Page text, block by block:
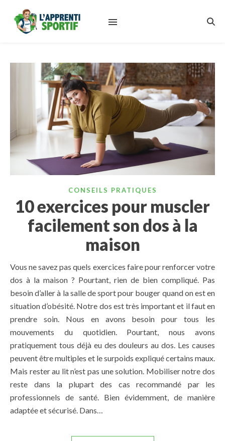
CONSEILS PRATIQUES
10 exercices pour muscler
facilement son dos à la
maison
Vous ne savez pas quels exercices faire pour renforcer votre
dos à la maison ? Pourtant, rien de bien compliqué. Pas
besoin d’aller à la salle de sport pour bouger quand on est en
situation d’obésité. Notre dos est très important et il faut en
prendre soin. Nous en avons besoin pour tous les
mouvements du quotidien. Pourtant, nous avons
pratiquement tous déjà eu des douleurs au dos. Les causes
peuvent être multiples et le surpoids expliqué certains maux.
Mais rester au lit n’est pas une solution. Mobiliser notre dos
reste dans la plupart des cas recommandé par les
professionnels de santé. Bien évidemment, de manière
adaptée et sécurisé. Dans…